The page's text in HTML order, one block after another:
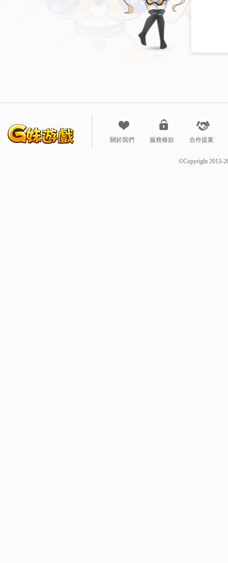
關於我們 服務條款 合作提案
©Copyright 2013-